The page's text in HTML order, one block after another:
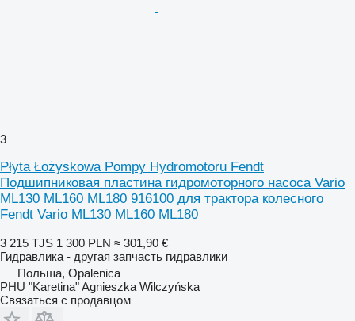
3
Płyta Łożyskowa Pompy Hydromotoru Fendt
Подшипниковая пластина гидромоторного насоса Vario
ML130 ML160 ML180 916100 для трактора колесного
Fendt Vario ML130 ML160 ML180
3 215 TJS 1 300 PLN ≈ 301,90 €
Гидравлика - другая запчасть гидравлики
Польша, Opalenica
PHU "Karetina" Agnieszka Wilczyńska
Связаться с продавцом